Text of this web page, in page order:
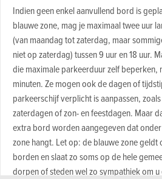
Indien geen enkel aanvullend bord is
blauwe zone, mag je maximaal twee uur
(van maandag tot zaterdag, maar
niet op zaterdag) tussen 9 uur en 18 uur.
die maximale parkeerduur zelf beperken,
minuten. Ze mogen ook de dagen of
parkeerschijf verplicht is aanpassen,
zaterdagen of zon- en feestdagen. Maar
extra bord worden aangegeven dat
zone hangt. Let op: de blauwe zone geldt
borden en slaat zo soms op de hele
dorpen of steden wel zo sympathiek om